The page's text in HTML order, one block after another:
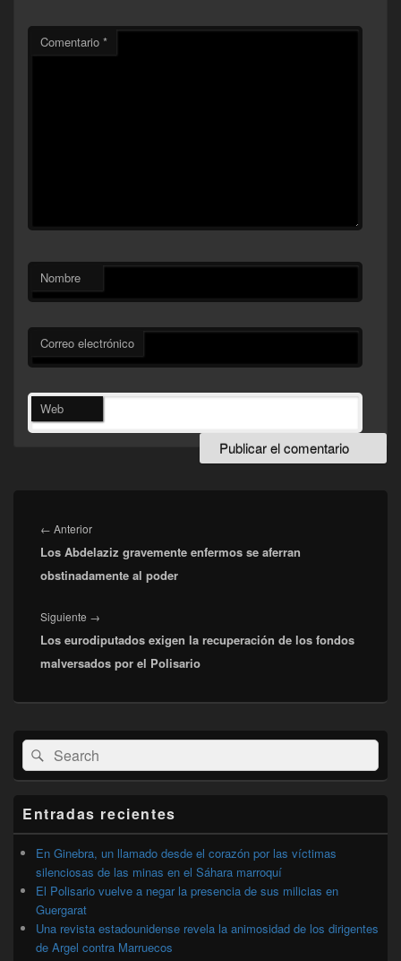
Comentario *
Nombre
Correo electrónico
Web
de
entradas
← AnteriorEntrada
anterior:
Los Abdelaziz gravemente enfermos se aferran
obstinadamente al poder
Siguiente →
siguiente:
Los eurodiputados exigen la recuperación de los fondos
malversados por el Polisario
El
área
de
widget
lateral
primaria
Buscar
por:
Buscar
Entradas recientes
En Ginebra, un llamado desde el corazón por las víctimas
silenciosas de las minas en el Sáhara marroquí
El Polisario vuelve a negar la presencia de sus milicias en
Guergarat
Una revista estadounidense revela la animosidad de los dirigentes
de Argel contra Marruecos